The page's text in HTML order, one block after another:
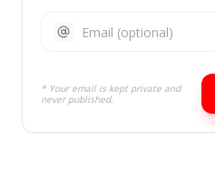
* Your email is kept private and
never published.